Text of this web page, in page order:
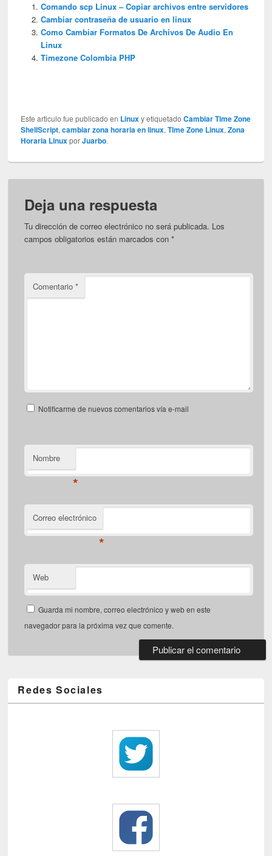
Comando scp Linux – Copiar archivos entre servidores
Cambiar contraseña de usuario en linux
Como Cambiar Formatos De Archivos De Audio En
Linux
Timezone Colombia PHP
Este articulo fue publicado en Linuxy etiquetadoCambiar Time Zone
ShellScript,cambiar zona horaria en linux,Time Zone Linux,Zona
Horaria LinuxporJuarbo.
Deja una respuesta
Tu dirección de correo electrónico no será publicada. Los
campos obligatorios están marcados con*
Comentario*
Notificarme de nuevos comentarios vía e-mail
Nombre
*
Correo electrónico
*
Web
Guarda mi nombre, correo electrónico y web en este
navegador para la próxima vez que comente.
Redes Sociales